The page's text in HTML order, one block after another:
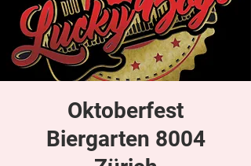
Oktoberfest
Biergarten 8004